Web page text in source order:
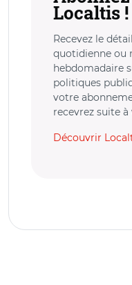
Localtis !
Recevez le
quotidienne ou
hebdomadaire
politiques
votre
recevrez suite
Découvrir